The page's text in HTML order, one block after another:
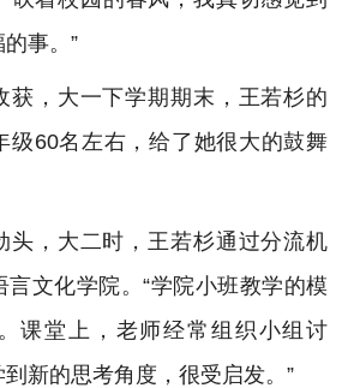
事。”
获，大一下学期期末，王若杉的
级60名左右，给了她很大的鼓舞
头，大二时，王若杉通过分流机
言文化学院。“学院小班教学的模
课堂上，老师经常组织小组讨
新的思考角度，很受启发。”